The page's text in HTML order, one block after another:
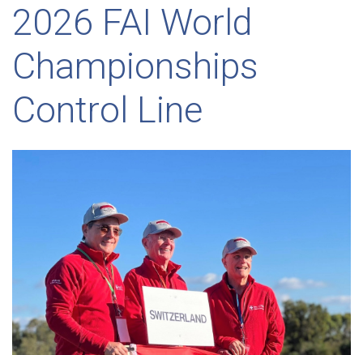
2026 FAI World
Championships
Control Line